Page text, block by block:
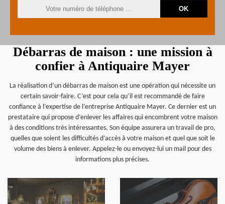
Débarras de maison : une mission à
confier à Antiquaire Mayer
La réalisation d’un débarras de maison est une opération qui nécessite un
certain savoir-faire. C’est pour cela qu’il est recommandé de faire
confiance à l’expertise de l’entreprise Antiquaire Mayer. Ce dernier est un
prestataire qui propose d’enlever les affaires qui encombrent votre maison
à des conditions très intéressantes. Son équipe assurera un travail de pro,
quelles que soient les difficultés d’accès à votre maison et quel que soit le
volume des biens à enlever. Appelez-le ou envoyez-lui un mail pour des
informations plus précises.
en savoir plus en savoir plus